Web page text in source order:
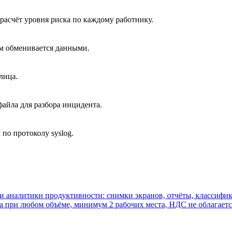
уровня риска по каждому работнику.
обменивается данными.
для разбора инцидента.
протоколу syslog.
продуктивности: снимки экранов, отчёты,
при любом объёме, минимум 2 рабочих места, НДС не